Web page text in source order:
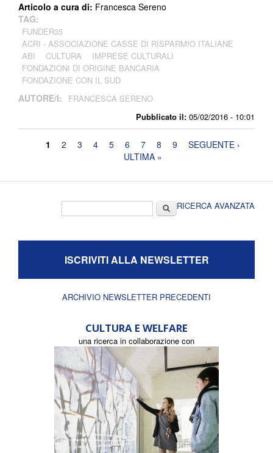
Pubblicato il: 05/02/2016 - 10:01
Articolo a cura di: Francesca Sereno
TAG:
FUNDER35
ACRI - ASSOCIAZIONE CASSE DI RISPARMIO ITALIANE
ABI
CULTURA
IMPRESE CULTURALI
FONDAZIONI DI ORIGINE BANCARIA
FONDAZIONE CON IL SUD
AUTORE/I: FRANCESCA SERENO
Pagine
1 2 3 4 5 6 7 8 9
SEGUENTE ›
ULTIMA »
CercaRICERCA AVANZATA
ISCRIVITI ALLA NEWSLETTER
ARCHIVIO NEWSLETTER PRECEDENTI
CULTURA E WELFARE
una ricerca in collaborazione con